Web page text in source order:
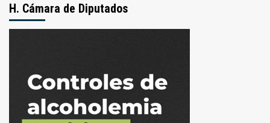
H. Cámara de Diputados